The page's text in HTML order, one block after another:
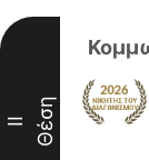
II Θέση